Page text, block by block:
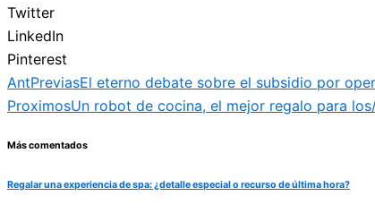
Twitter
LinkedIn
Pinterest
AntPreviasEl eterno debate sobre el subsidio por
ProximosUn robot de cocina, el mejor regalo para
Más comentados
Regalar una experiencia de spa: ¿detalle especial o recurso de última hora?